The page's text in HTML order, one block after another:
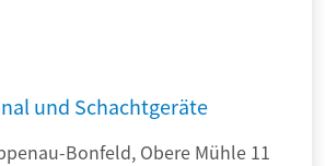
und Schachtgeräte
Bonfeld, Obere Mühle 11